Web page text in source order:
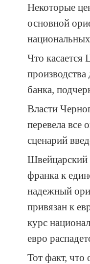
Некоторые
основной
Что касается
банка,
Власти
перевела все
сценарий
Швейцарский
франка к
надежный
привязан к
курс
евро
Тот факт,